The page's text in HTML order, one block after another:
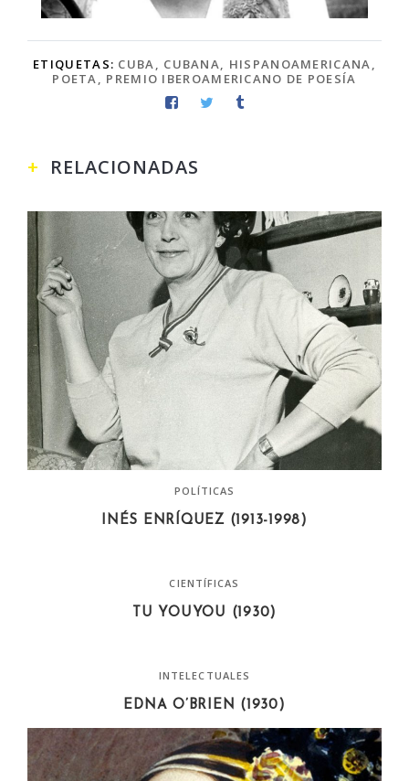
ETIQUETAS: CUBA, CUBANA, HISPANOAMERICANA,
POETA, PREMIO IBEROAMERICANO DE POESÍA
RELACIONADAS
POLÍTICAS
INÉS ENRÍQUEZ (1913-1998)
CIENTÍFICAS
TU YOUYOU (1930)
INTELECTUALES
EDNA O’BRIEN (1930)